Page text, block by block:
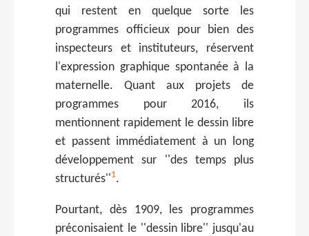
qui restent en quelque sorte les
programmes officieux pour bien des
inspecteurs et instituteurs, réservent
l'expression graphique spontanée à la
maternelle. Quant aux projets de
programmes pour 2016, ils
mentionnent rapidement le dessin libre
et passent immédiatement à un long
développement sur ''des temps plus
structurés''1.
Pourtant, dès 1909, les programmes
préconisaient le ''dessin libre'' jusqu'au